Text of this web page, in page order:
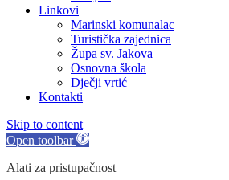
Linkovi
Marinski komunalac
Turistička zajednica
Župa sv. Jakova
Osnovna škola
Dječji vrtić
Kontakti
Skip to content
Open toolbar
Alati za pristupačnost